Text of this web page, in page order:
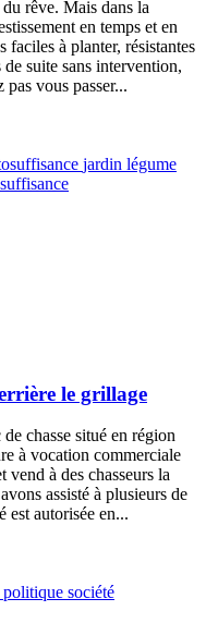
rêve. Mais dans la
en temps et en
faciles à planter, résistantes
suite sans intervention,
vous passer...
jardin légume
le grillage
chasse situé en région
à vocation commerciale
vend à des chasseurs la
assisté à plusieurs de
est autorisée en...
politique société